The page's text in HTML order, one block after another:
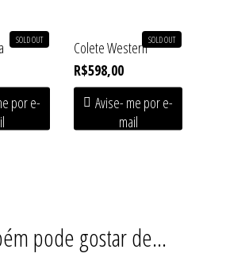
por e-
SOLD OUT
Colete Western
R$598,00
Avise- me por e-
mail
SOLD OUT
pode gostar de…
Shop
SOFT HEAT • First Drop
Acessórios
Casacos
Institucional
Coleções
Fundição